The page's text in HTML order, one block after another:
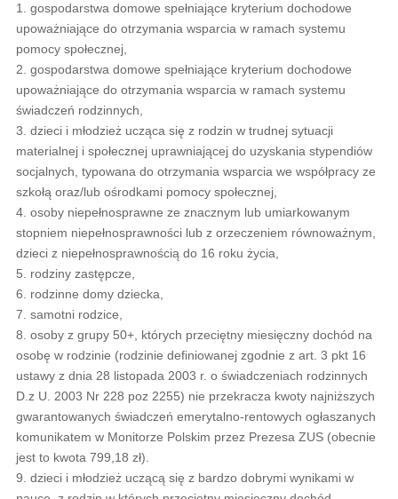
1. gospodarstwa domowe spełniające kryterium dochodowe
upoważniające do otrzymania wsparcia w ramach systemu
pomocy społecznej,
2. gospodarstwa domowe spełniające kryterium dochodowe
upoważniające do otrzymania wsparcia w ramach systemu
świadczeń rodzinnych,
3. dzieci i młodzież ucząca się z rodzin w trudnej sytuacji
materialnej i społecznej uprawniającej do uzyskania stypendiów
socjalnych, typowana do otrzymania wsparcia we współpracy ze
szkołą oraz/lub ośrodkami pomocy społecznej,
4. osoby niepełnosprawne ze znacznym lub umiarkowanym
stopniem niepełnosprawności lub z orzeczeniem równoważnym,
dzieci z niepełnosprawnością do 16 roku życia,
5. rodziny zastępcze,
6. rodzinne domy dziecka,
7. samotni rodzice,
8. osoby z grupy 50+, których przeciętny miesięczny dochód na
osobę w rodzinie (rodzinie definiowanej zgodnie z art. 3 pkt 16
ustawy z dnia 28 listopada 2003 r. o świadczeniach rodzinnych
D.z U. 2003 Nr 228 poz 2255) nie przekracza kwoty najniższych
gwarantowanych świadczeń emerytalno-rentowych ogłaszanych
komunikatem w Monitorze Polskim przez Prezesa ZUS (obecnie
jest to kwota 799,18 zł).
9. dzieci i młodzież uczącą się z bardzo dobrymi wynikami w